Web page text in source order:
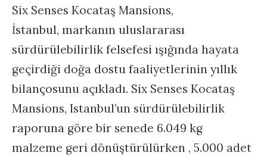
Six Senses Kocataş Mansions,
İstanbul, markanın uluslararası
sürdürülebilirlik felsefesi ışığında hayata
geçirdiği doğa dostu faaliyetlerinin yıllık
bilançosunu açıkladı. Six Senses Kocataş
Mansions, Istanbul’un sürdürülebilirlik
raporuna göre bir senede 6.049 kg
malzeme geri dönüştürülürken , 5.000 adet